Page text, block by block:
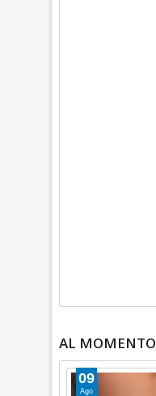
AL MOMENTO
09
Ago